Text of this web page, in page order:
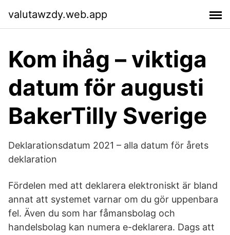
valutawzdy.web.app
Kom ihåg – viktiga
datum för augusti
BakerTilly Sverige
Deklarationsdatum 2021 – alla datum för årets
deklaration
Fördelen med att deklarera elektroniskt är bland
annat att systemet varnar om du gör uppenbara
fel. Även du som har fåmansbolag och
handelsbolag kan numera e-deklarera. Dags att